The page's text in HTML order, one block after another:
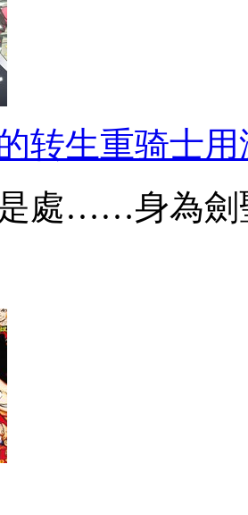
转生重骑士
是處……身為劍